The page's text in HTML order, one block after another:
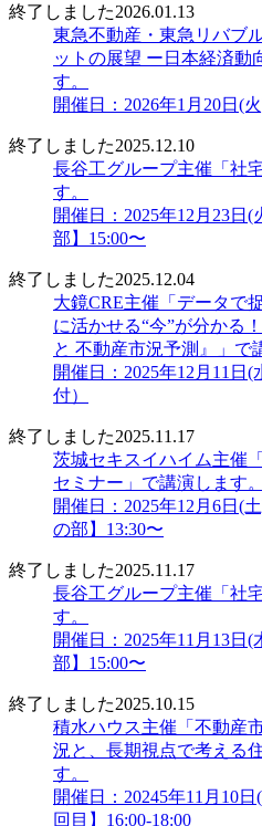
終了しました2026.01.13
東急不動産・東急リバブ
ットの展望 ー日本経済動
す。
開催日：2026年1月20日(
終了しました2025.12.10
長谷工グループ主催「社
す。
開催日：2025年12月23日(
部】15:00〜
終了しました2025.12.04
大鏡CRE主催「データ
に活かせる“今”が分かる
と 不動産市況予測』」で
開催日：2025年12月11日(
付）
終了しました2025.11.17
茨城セキスイハイム主催
セミナー」で講演します。
開催日：2025年12月6日(
の部】13:30〜
終了しました2025.11.17
長谷工グループ主催「社
す。
開催日：2025年11月13日(
部】15:00〜
終了しました2025.10.15
積水ハウス主催「不動産
況と、長期視点で考える
す。
開催日：20245年11月10
回目】16:00-18:00